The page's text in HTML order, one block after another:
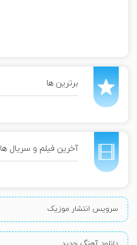
برترین ها
آخرین فیلم و سریال ها
سرویس انتشار موزیک